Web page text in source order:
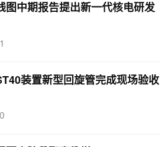
图中期报告提出新一代核电研发
装置新型回旋管完成现场验收